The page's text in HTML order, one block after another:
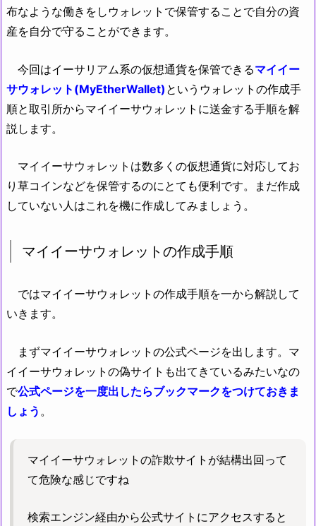
布なような働きをしウォレットで保管することで自分の資
産を自分で守ることができます。
今回はイーサリアム系の仮想通貨を保管できるマイイー
サウォレット(MyEtherWallet) というウォレットの作成手
順と取引所からマイイーサウォレットに送金する手順を解
説します。
マイイーサウォレットは数多くの仮想通貨に対応してお
り草コインなどを保管するのにとても便利です。まだ作成
していない人はこれを機に作成してみましょう。
マイイーサウォレットの作成手順
ではマイイーサウォレットの作成手順を一から解説して
いきます。
まずマイイーサウォレットの公式ページを出します。マ
イイーサウォレットの偽サイトも出てきているみたいなの
で公式ページを一度出したらブックマークをつけておきま
しょう 。
マイイーサウォレットの詐欺サイトが結構出回って
て危険な感じですね
検索エンジン経由から公式サイトにアクセスすると